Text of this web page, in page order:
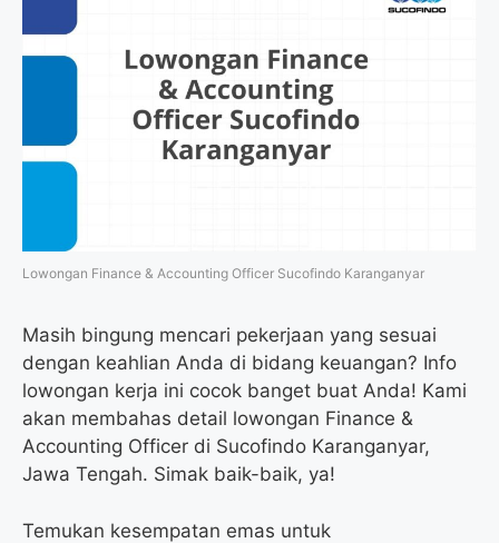
Lowongan Finance & Accounting Officer Sucofindo Karanganyar
Masih bingung mencari pekerjaan yang sesuai
dengan keahlian Anda di bidang keuangan? Info
lowongan kerja ini cocok banget buat Anda! Kami
akan membahas detail lowongan Finance &
Accounting Officer di Sucofindo Karanganyar,
Jawa Tengah. Simak baik-baik, ya!
Temukan kesempatan emas untuk